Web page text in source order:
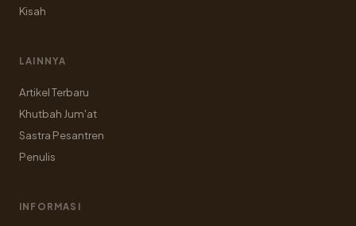
Kisah
LAINNYA
Artikel Terbaru
Khutbah Jum'at
Sastra Pesantren
Penulis
INFORMASI